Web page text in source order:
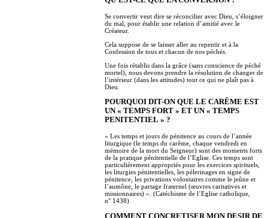
Se convertir veut dire se réconcilier avec Dieu, s’éloigner
du mal, pour établir une relation d’amitié avec le
Créateur.
Cela suppose de se laisser aller au repentir et à la
Confession de tous et chacun de nos péchés.
Une fois rétablis dans la grâce (sans conscience de péché
mortel), nous devons prendre la résolution de changer de
l’intérieur (dans les attitudes) tout ce qui ne plaît pas à
Dieu.
POURQUOI DIT-ON QUE LE CARÊME EST
UN « TEMPS FORT » ET UN « TEMPS
PENITENTIEL » ?
« Les temps et jours de pénitence au cours de l’année
liturgique (le temps du carême, chaque vendredi en
mémoire de la mort du Seigneur) sont des moments forts
de la pratique pénitentielle de l’Eglise. Ces temps sont
particulièrement appropriés pour les exercices spirituels,
les liturgies pénitentielles, les pèlerinages en signe de
pénitence, les privations volontaires comme le jeûne et
l’aumône, le partage fraternel (œuvres caritatives et
missionnaires) ». (Catéchisme de l’Eglise catholique,
n° 1438)
COMMENT CONCRETISER MON DESIR DE